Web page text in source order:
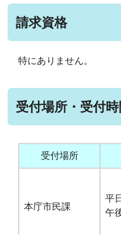
請求資格
特にありません。
受付場所・受付時
受付場所
本庁市民課
平
午